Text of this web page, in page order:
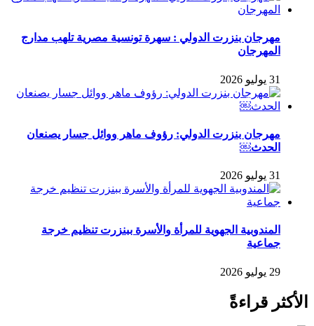
مهرجان بنزرت الدولي : سهرة تونسية مصرية تلهب مدارج
المهرجان
31 يوليو 2026
مهرجان بنزرت الدولي: رؤوف ماهر ووائل جسار يصنعان
الحدث￼
31 يوليو 2026
المندوبية الجهوية للمرأة والأسرة ببنزرت تنظيم خرجة
جماعية
29 يوليو 2026
الأكثر قراءةً